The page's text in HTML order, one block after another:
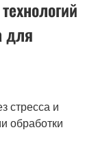
для
стресса и
обработки